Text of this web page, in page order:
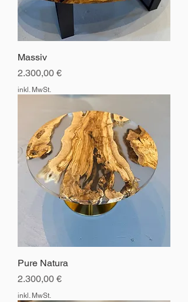
Massiv
Preis
2.300,00 €
inkl. MwSt.
Pure Natura
Preis
2.300,00 €
inkl. MwSt.